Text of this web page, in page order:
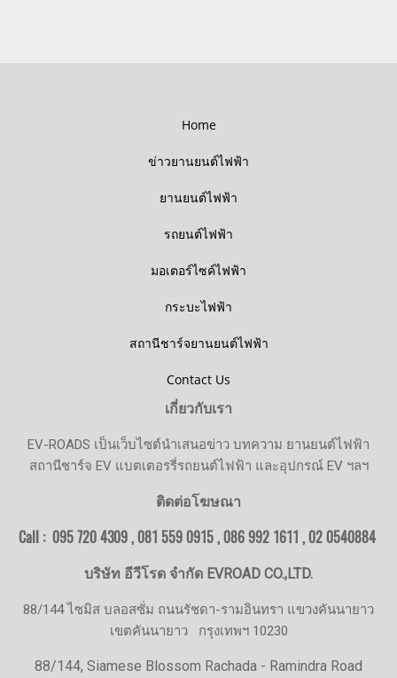
Home
ข่าวยานยนต์ไฟฟ้า
ยานยนต์ไฟฟ้า
รถยนต์ไฟฟ้า
มอเตอร์ไซค์ไฟฟ้า
กระบะไฟฟ้า
สถานีชาร์จยานยนต์ไฟฟ้า
Contact Us
เกี่ยวกับเรา
EV-ROADS เป็นเว็บไซต์นำเสนอข่าว บทความ ยานยนต์ไฟฟ้า
สถานีชาร์จ EV แบตเตอรรี่รถยนต์ไฟฟ้า และอุปกรณ์ EV ฯลฯ
ติดต่อโฆษณา
Call : 095 720 4309 , 081 559 0915 , 086 992 1611 ,02 0540884
บริษัท อีวีโรด จำกัด EVROAD CO.,LTD.
88/144 ไซมิส บลอสซั่ม ถนนรัชดา-รามอินทรา แขวงคันนายาว
เขตคันนายาว กรุงเทพฯ 10230
88/144, Siamese Blossom Rachada - Ramindra Road